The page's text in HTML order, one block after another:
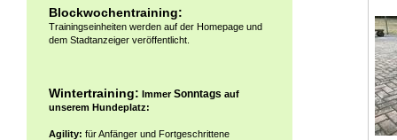
Blockwochentraining:
Trainingseinheiten werden auf der Homepage und
dem Stadtanzeiger veröffentlicht.
Wintertraining: ImmerSonntags auf
unserem Hundeplatz:
Agility: für Anfänger und Fortgeschrittene